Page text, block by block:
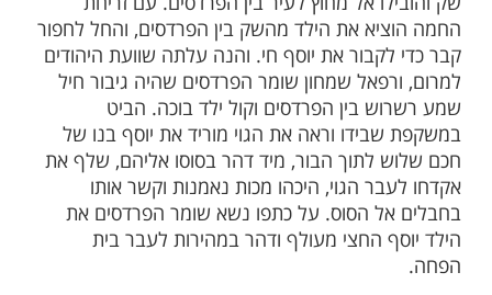
כשהתאחר הילד לשוב התמלא לבו של חכם
הוא סגר את החנות והלך לביתו של ידידו
לו את אשר קרה. מיד שלח הפחה גדוד
את הילד. השמועה פשטה וכולם גויים
לחפש את הילד, והילד איננו. היום כבר פנה
של הילד לא נודעו, חכם אהרון כמעט התעלף
למחרת הכריזו היהודים ביפו צום וביטול
נכנסו לבתי הכנסת, פתחו את שערי ההיכל